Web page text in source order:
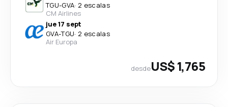
TGU-GVA· 2 escalas
CM Airlines
jue 17 sept
GVA-TGU· 2 escalas
Air Europa
desdeUS$ 1,765